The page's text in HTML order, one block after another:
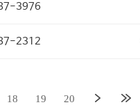
3976
2312
18 19 20